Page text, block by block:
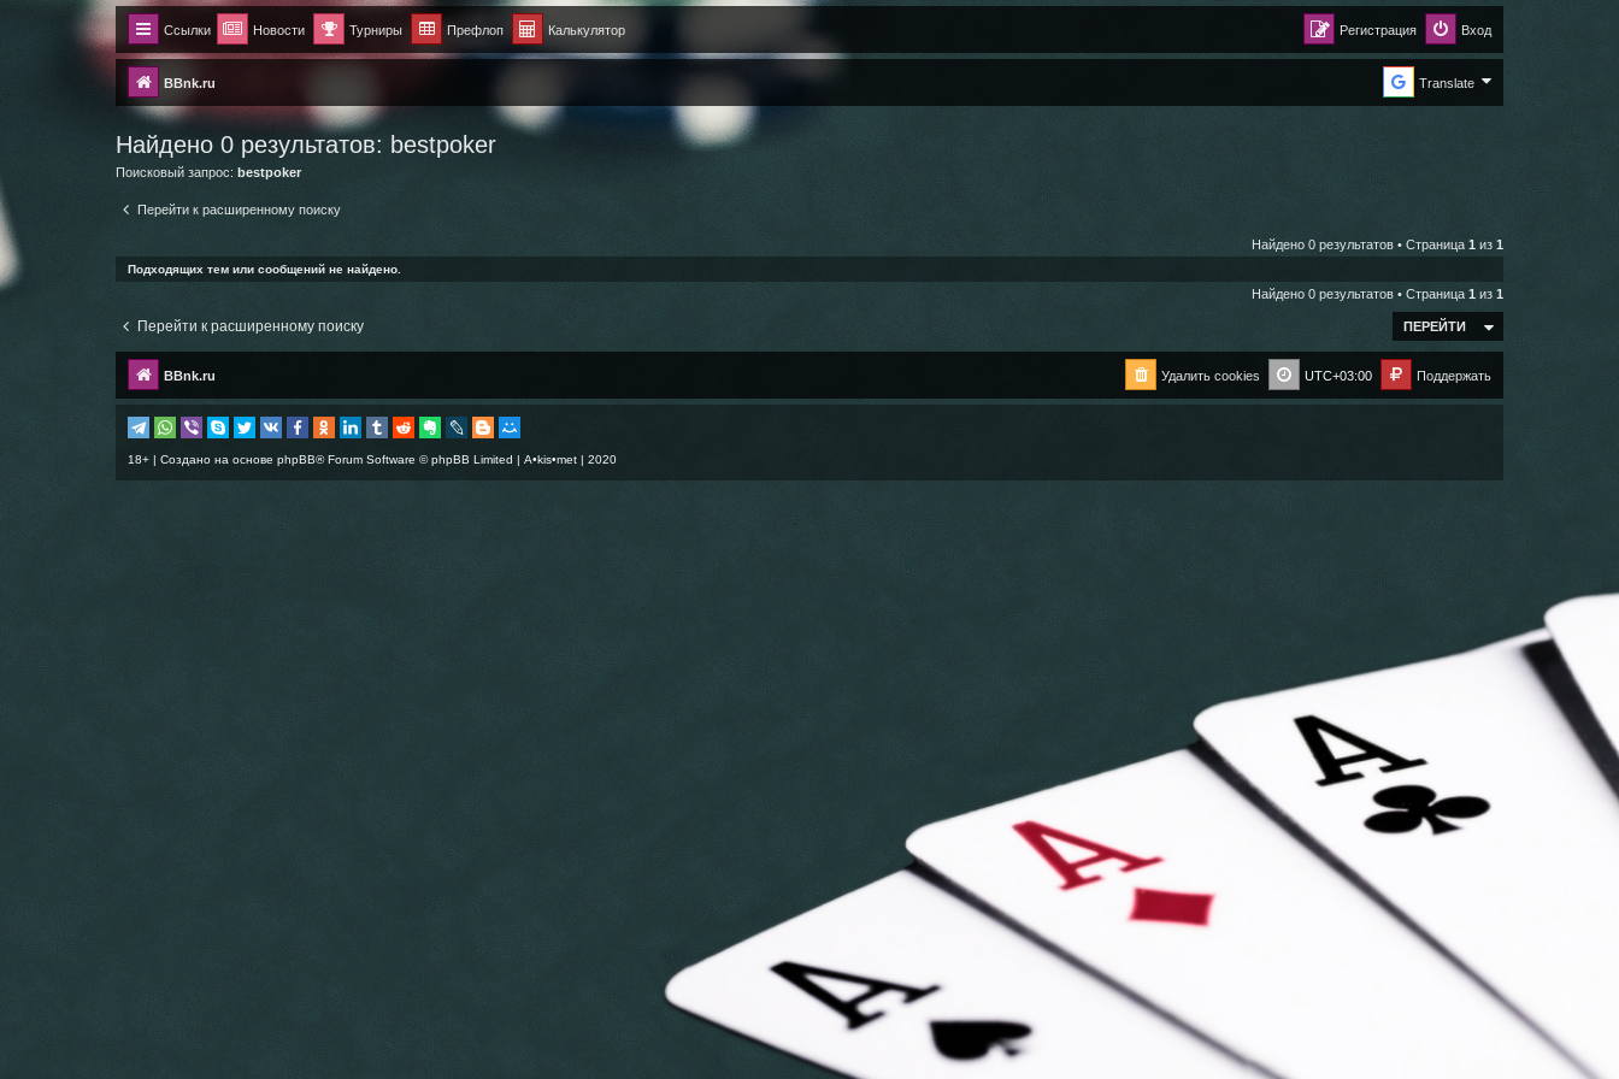
Ссылки Новости Турниры Префлоп Калькулятор Вход
Регистрация
BBnk.ru Translate
Найдено 0 результатов: bestpoker
Поисковый запрос: bestpoker
Перейти к расширенному поиску
Найдено 0 результатов • Страница 1 из 1
Подходящих тем или сообщений не найдено.
Найдено 0 результатов • Страница 1 из 1
Перейти к расширенному поиску ПЕРЕЙТИ
BBnk.ru Поддержать
UTC+03:00
Удалить cookies
18+ | Создано на основе phpBB® Forum Software © phpBB Limited | A•kis•met | 2020